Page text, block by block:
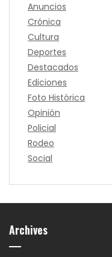
Anuncios
Crónica
Cultura
Deportes
Destacados
Ediciones
Foto Histórica
Opinión
Policial
Rodeo
Social
Archives